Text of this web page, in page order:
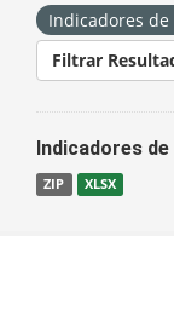
Indicadores
Filtrar
Indicadores
ZIP XLSX